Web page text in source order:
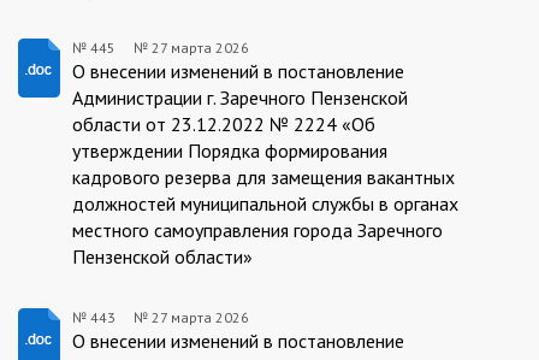
27.03.2026/445
№ 445 № 27 марта 2026
О внесении изменений в постановление
Администрации г. Заречного Пензенской
области от 23.12.2022 № 2224 «Об
утверждении Порядка формирования
кадрового резерва для замещения вакантных
должностей муниципальной службы в органах
местного самоуправления города Заречного
Пензенской области»
27.03.2026/443
№ 443 № 27 марта 2026
О внесении изменений в постановление